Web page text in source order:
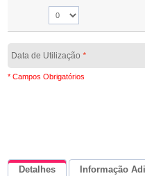
Data de Utilização*
* Campos Obrigatórios
Detalhes Informação